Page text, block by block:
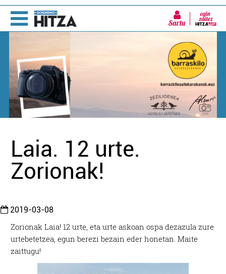
Sartu
Laia. 12 urte.
Zorionak!
2019-03-08
Zorionak Laia! 12 urte, eta urte askoan ospa dezazula zure
urtebetetzea, egun berezi bezain eder honetan. Maite
zaittugu!